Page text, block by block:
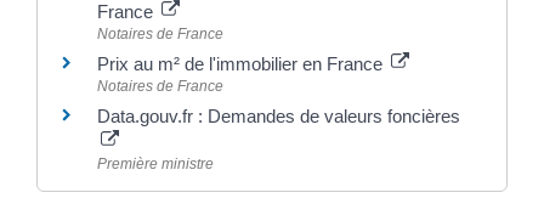
France
Notaires de France
Prix au m² de l'immobilier en France
Notaires de France
Data.gouv.fr : Demandes de valeurs foncières
Première ministre